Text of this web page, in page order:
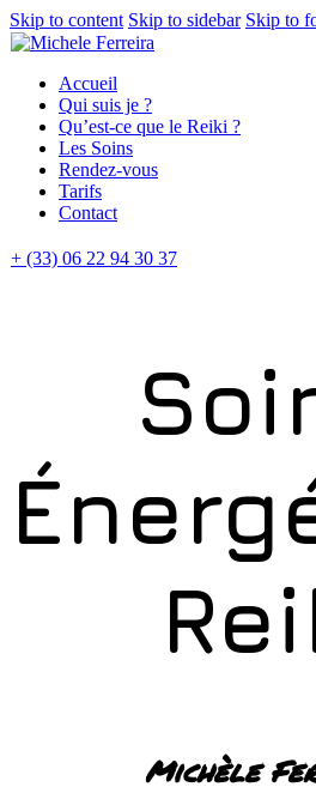
Skip to content Skip to sidebar Skip to
Accueil
Qui suis je ?
Qu’est-ce que le Reiki ?
Les Soins
Rendez-vous
Tarifs
Contact
+ (33) 06 22 94 30 37
Michèle